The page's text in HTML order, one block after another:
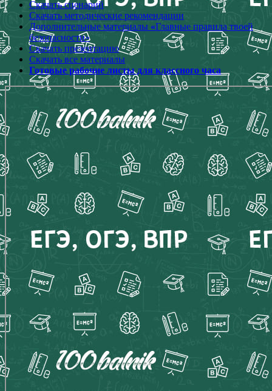
Скачать сценарий
Скачать методические рекомендации
Дополнительные материалы «Главные правила твоей
безопасности»
Скачать презентацию
Скачать все материалы
Готовые рабочие листы для классного часа